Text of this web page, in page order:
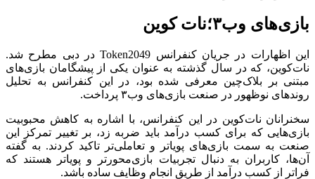
بازی‌های وب۳؛نات‌ کوین
این اظهارات در جریان کنفرانس Token2049 در دبی مطرح شد.
نات‌کوین، که در سال گذشته به عنوان یکی از پیشگامان بازی‌های
مبتنی بر بلاک‌چین معرفی شده بود، در این کنفرانس به تحلیل
روندهای نوظهور در صنعت بازی‌های وب۳ پرداخت.
سخنرانان نات‌کوین در این کنفرانس، با اشاره به کاهش محبوبیت
بازی‌هایی که برای کسب درآمد باید ضربه زد، بر تغییر تمرکز این
صنعت به سمت بازی‌های پویاتر و تعاملی‌تر تاکید کردند. به گفته
آن‌ها، کاربران به دنبال تجربیات بازی‌محورتر و پویاتر هستند که
فراتر از کسب درآمد از طریق انجام وظایف ساده باشد.